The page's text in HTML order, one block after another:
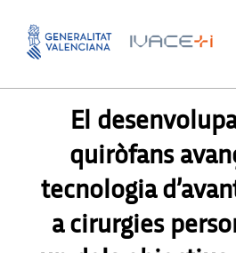
PREMSA ,
El
quiròfans
tecnologia
a cirurgies